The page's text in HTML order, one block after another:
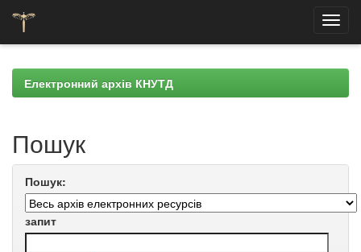
navigationЕлектронний архів КНУТД
Пошук
Пошук:
запит